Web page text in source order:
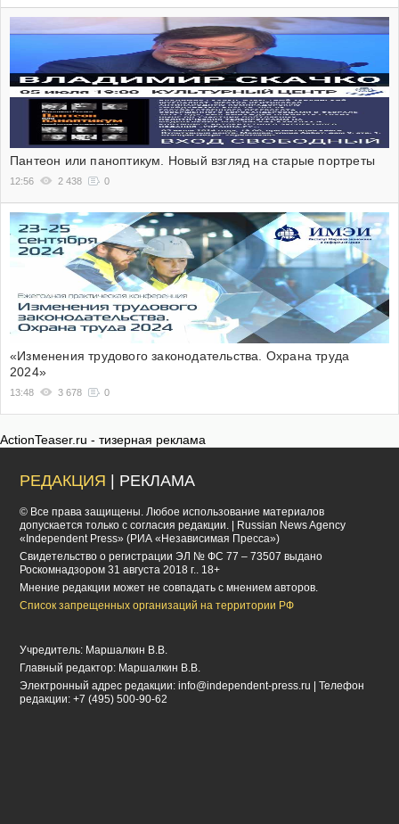
Пантеон или паноптикум. Новый взгляд на старые портреты
12:56 2 438 0
«Изменения трудового законодательства. Охрана труда
2024»
13:48 3 678 0
ActionTeaser.ru - тизерная реклама
РЕДАКЦИЯ | РЕКЛАМА
© Все права защищены. Любое использование материалов
допускается только с согласия редакции. | Russian News Agency
«Independent Press» (РИА «Независимая Пресса»)
Cвидетельство о регистрации ЭЛ № ФС 77 – 73507 выдано
Роскомнадзором 31 августа 2018 г.. 18+
Мнение редакции может не совпадать с мнением авторов.
Список запрещенных организаций на территории РФ
Учредитель: Маршалкин В.В.
Главный редактор: Маршалкин В.В.
Электронный адрес редакции:info@independent-press.ru | Телефон
редакции: +7 (495) 500-90-62